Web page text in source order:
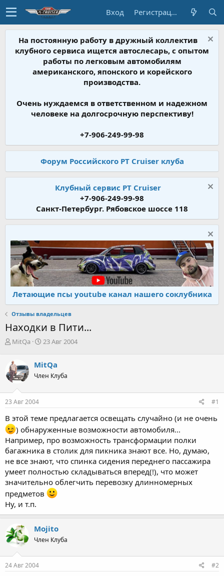
Вход Регистрация
На постоянную работу в дружный коллектив
клубного сервиса ищется автослесарь, с опытом
работы по легковым автомобилям
американского, японского и корейского
производства.
Очень нуждаемся в ответственном и надежном
человеке на долгосрочную перспективу!
+7-906-249-99-98
Форум Российского PT Cruiser клуба
Клубный сервис PT Cruiser
+7-906-249-99-98
Санкт-Петербург. Рябовское шоссе 118
Летающие псы youtube канал нашего соклубника
Отзывы владельцев
Находки в Пити...
А
т
о
р
е
м
MitQa
Д
а
н
ч
а
23 Авг 2004
MitQa
Член Клуба
23 Авг 2004 #1
В этой теме предлагается освещать случайно (и не очень
) обнаруженные возможности автомобиля...
Например, про возможность трансформации полки
багажника в столик для пикника знают все. Но, думаю,
не все знают, что спинка сидения переднего пассажира
умеет полностью складываться вперед(!), что может
значительно облегчить перевозку длинномерных
предметов
Ну, и т.п.
Mojito
Член Клуба
24 Авг 2004 #2